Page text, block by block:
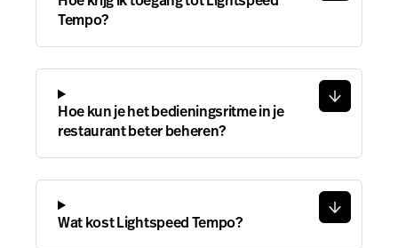
Tempo?
Hoe kun je het bedieningsritme in je
restaurant beter beheren?
Wat kost Lightspeed Tempo?